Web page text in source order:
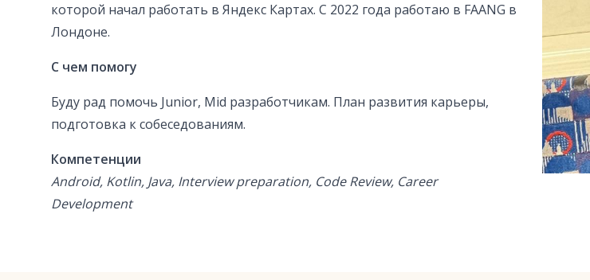
которой начал работать в Яндекс Картах. С 2022 года работаю в FAANG в
Лондоне.
С чем помогу
Буду рад помочь Junior, Mid разработчикам. План развития карьеры,
подготовка к собеседованиям.
Компетенции
Android, Kotlin, Java, Interview preparation, Code Review, Career
Development